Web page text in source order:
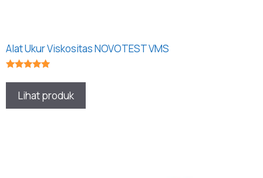
Alat Ukur Viskositas NOVOTEST VMS
Lihat produk